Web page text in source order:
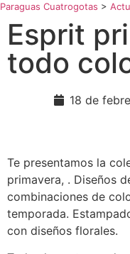
Paraguas Cuatrogotas >
Esprit
todo
18 de
Te presentamos la
primavera, . Diseños
combinaciones de
temporada.
con diseños florales.